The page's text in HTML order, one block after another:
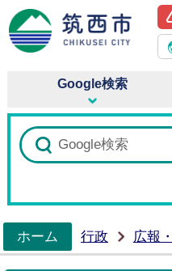
Google検索
ホーム
行政 広報